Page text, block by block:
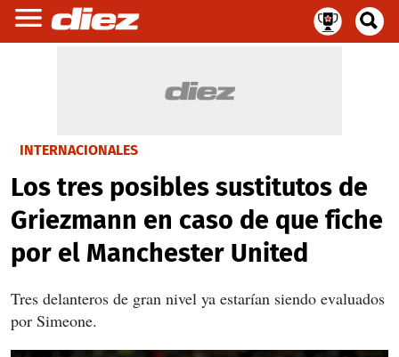
INTERNACIONALES
Los tres posibles sustitutos de
Griezmann en caso de que fiche
por el Manchester United
Tres delanteros de gran nivel ya estarían siendo evaluados
por Simeone.